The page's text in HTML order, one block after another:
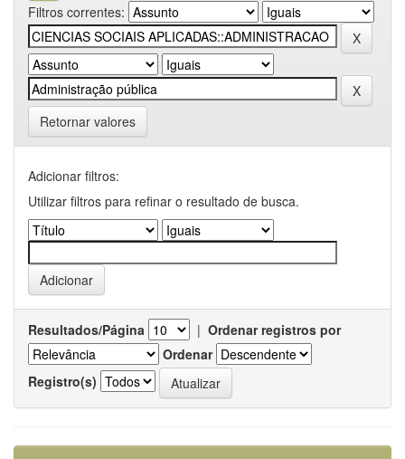
Filtros correntes:
Retornar valores
Adicionar filtros:
Utilizar filtros para refinar o resultado de busca.
Resultados/Página | Ordenar registros por
Ordenar
Registro(s)